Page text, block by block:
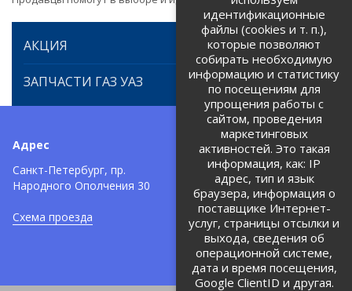
АКЦИЯ
ЗАПЧАСТИ ГАЗ УАЗ
Адрес
Санкт-Петербург, пр.
Народного Ополчения 30
Схема проезда
Телефоны:
+7 (812) 971-42-42
Политика об обработке и
защите персональных данных
Соглашение на обработку
персональных данных
идентификационные
файлы (cookies и т. п.),
которые позволяют
собирать необходимую
информацию и статистику
по посещениям для
упрощения работы с
сайтом, проведения
маркетинговых
активностей. Это такая
информация, как: IP
адрес, тип и язык
браузера, информация о
поставщике Интернет-
услуг, страницы отсылки и
выхода, сведения об
операционной системе,
дата и время посещения,
Google ClientID и другая.